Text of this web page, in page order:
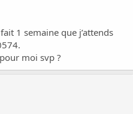
1 semaine que j’attends
moi svp ?